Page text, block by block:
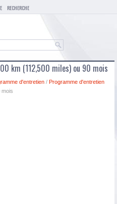
RECHERCHE
km (112,500 miles) ou 90 mois
d'entretien / Programme d'entretien
mois